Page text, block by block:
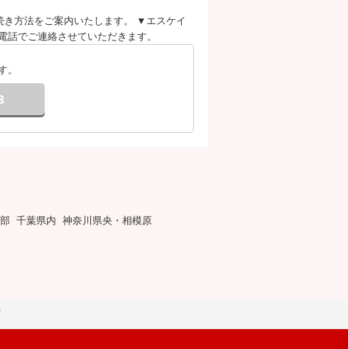
方法をご案内いたします。 ▼エスケイ
でご連絡させていただきます。
。
千葉県内
神奈川県央・相模原